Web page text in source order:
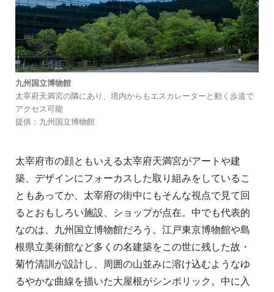
九州国立博物館
太宰府天満宮の隣にあり、境内からもエスカレーターと動く歩道で
アクセス可能
提供：九州国立博物館
太宰府市の顔ともいえる太宰府天満宮がアートや建
築、デザインにフォーカスした取り組みをしているこ
ともあってか、太宰府の街中にもそんな視点で見て回
るとおもしろい施設、ショップが点在。中でも代表的
なのは、九州国立博物館だろう。江戸東京博物館や島
根県立美術館など多くの名建築をこの世に残した故・
菊竹清訓が設計し、周囲の山並みに溶け込むようなゆ
るやかな曲線を描いた大屋根がシンボリック。中に入